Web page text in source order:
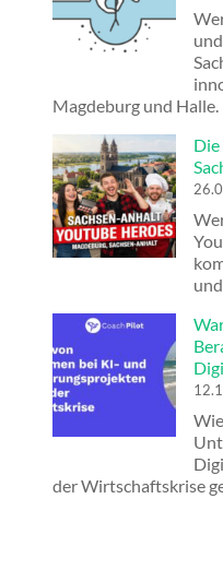
Magdeburg und Halle.
der Wirtschaftskrise